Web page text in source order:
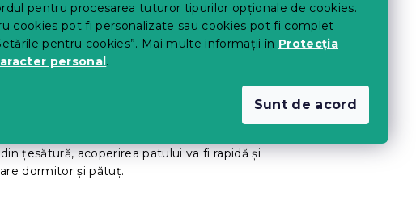
pentru procesarea tuturor tipurilor opționale de cookies.
cookies pot fi personalizate sau cookies pot fi complet
pentru cookies”. Mai multe informații în Protecția
personal.
Sunt de acord
țesătură, acoperirea patului va fi rapidă și
dormitor și pătuț.